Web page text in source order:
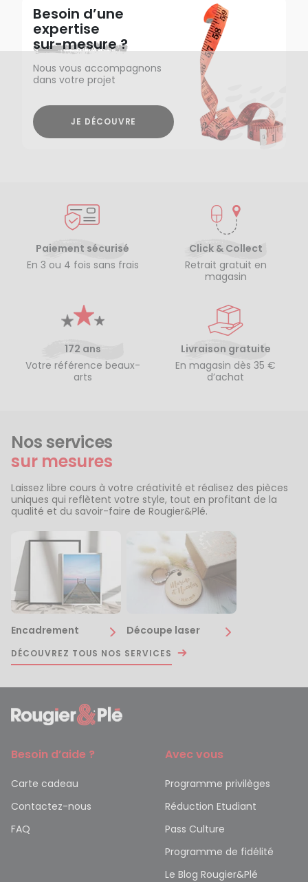
Besoin d’une
expertise
sur-mesure ?
Nous vous accompagnons
dans votre projet
JE DÉCOUVRE
Paiement sécurisé
En 3 ou 4 fois sans frais
Click & Collect
Retrait gratuit en
magasin
172 ans
Votre référence beaux-
arts
Livraison gratuite
En magasin dès 35 €
d’achat
Nos services
sur mesures
Laissez libre cours à votre créativité et réalisez des pièces
uniques qui reflètent votre style, tout en profitant de la
qualité et du savoir-faire de Rougier&Plé.
Encadrement Découpe laser
DÉCOUVREZ TOUS NOS SERVICES
Besoin d’aide ?
Carte cadeau
Contactez-nous
FAQ
Avec vous
Programme privilèges
Réduction Etudiant
Pass Culture
Programme de fidélité
Le Blog Rougier&Plé